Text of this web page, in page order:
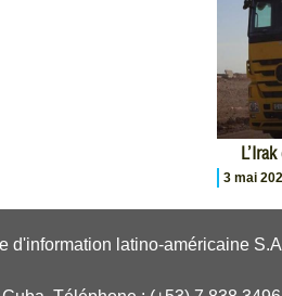
3 mai
d'information latino-américaine